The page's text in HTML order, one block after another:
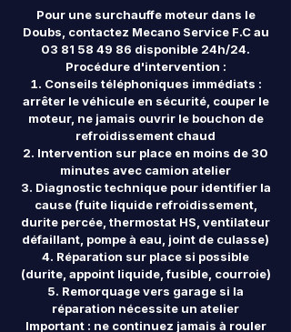
Pour une surchauffe moteur dans le
Doubs, contactez Mecano Service F.C au
03 81 58 49 86 disponible 24h/24.
Procédure d'intervention :
Conseils téléphoniques immédiats :
arrêter le véhicule en sécurité, couper le
moteur, ne jamais ouvrir le bouchon de
refroidissement chaud
Intervention sur place en moins de 30
minutes avec camion atelier
Diagnostic technique pour identifier la
cause (fuite liquide refroidissement,
durite percée, thermostat HS, ventilateur
défaillant, pompe à eau, joint de culasse)
Réparation sur place si possible
(durite, appoint liquide, fusible, courroie)
Remorquage vers garage si la
réparation nécessite un atelier
Important : ne continuez jamais à rouler